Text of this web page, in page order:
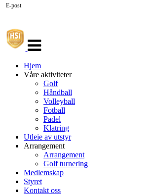
navigasjon
Hjem
Våre aktiviteter
Golf
Håndball
Volleyball
Fotball
Padel
Klatring
Utleie av utstyr
Arrangement
Arrangement
Golf turnering
Medlemskap
Styret
Kontakt oss
E-post